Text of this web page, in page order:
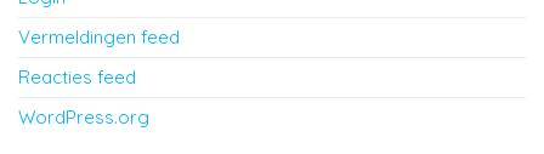
Vermeldingen feed
Reacties feed
WordPress.org